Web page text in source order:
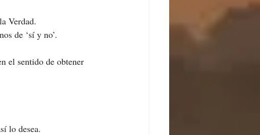
Verdad.
de ‘sí y no’.
el sentido de obtener
lo desea.